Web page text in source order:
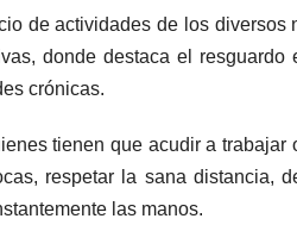
de actividades de los
donde destaca el
crónicas.
tienen que acudir a
respetar la sana distancia,
las manos.